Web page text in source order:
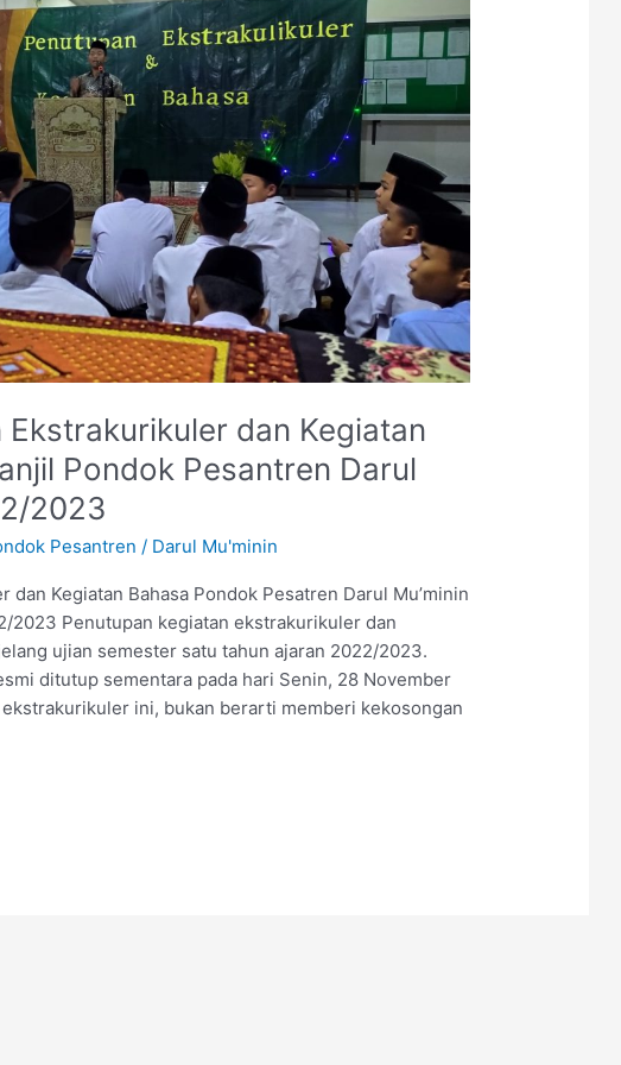
dan Kegiatan
Pondok Pesantren Darul
2023
Pesantren / Darul Mu'minin
Kegiatan Bahasa Pondok Pesatren Darul Mu’minin
2023 Penutupan kegiatan ekstrakurikuler dan
ujian semester satu tahun ajaran 2022/2023.
ditutup sementara pada hari Senin, 28 November
ini, bukan berarti memberi kekosongan